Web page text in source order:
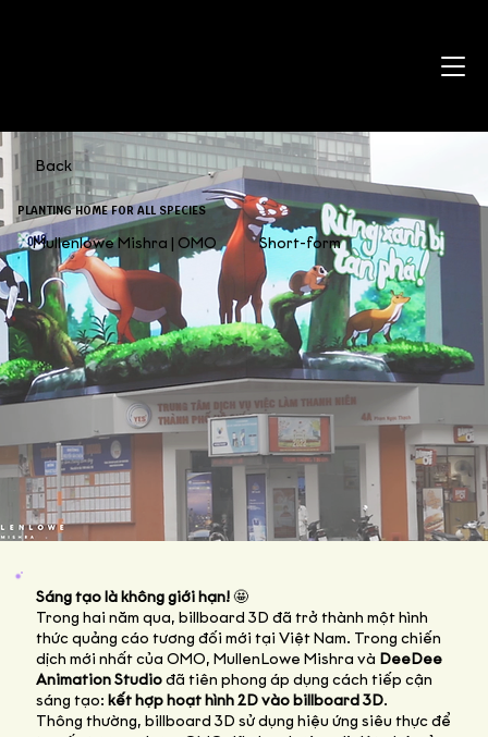
Back
PLANTING HOME FOR ALL SPECIES
Mullenlowe Mishra | OMO Short-form
Sáng tạo là không giới hạn! 🤩
Trong hai năm qua, billboard 3D đã trở thành một hình
thức quảng cáo tương đối mới tại Việt Nam. Trong chiến
dịch mới nhất của OMO, MullenLowe Mishra và DeeDee
Animation Studio đã tiên phong áp dụng cách tiếp cận
sáng tạo: kết hợp hoạt hình 2D vào billboard 3D.
Thông thường, billboard 3D sử dụng hiệu ứng siêu thực để